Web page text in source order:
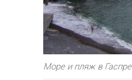
Море и пляж в Гаспре